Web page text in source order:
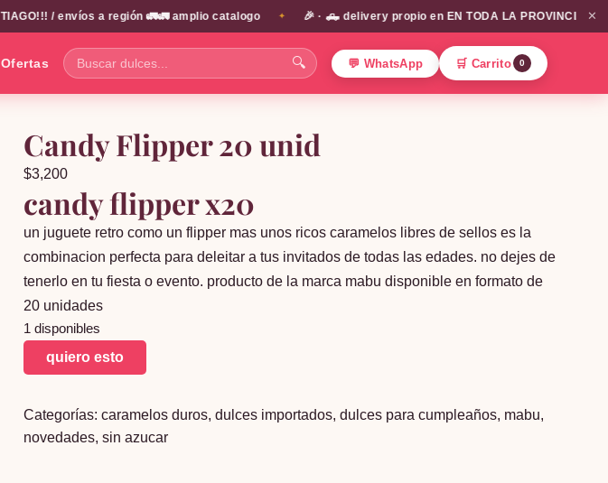
/ envíos a región 🚛🚛 amplio catalogo ✦ 🎉 · 🛻 delivery propio en EN TODA LA PROVINCIA DE ✕
Ofertas
Buscar
dulces...
🔍 💬 WhatsApp 🛒 Carrito 0
Candy Flipper 20 unid
$3,200
candy flipper x20
un juguete retro como un flipper mas unos ricos caramelos libres de sellos es la
combinacion perfecta para deleitar a tus invitados de todas las edades. no dejes de
tenerlo en tu fiesta o evento. producto de la marca mabu disponible en formato de
20 unidades
1 disponibles
Candy
Flipper
unid
cantidad
quiero esto
Categorías: caramelos duros, dulces importados, dulces para cumpleaños, mabu,
novedades, sin azucar